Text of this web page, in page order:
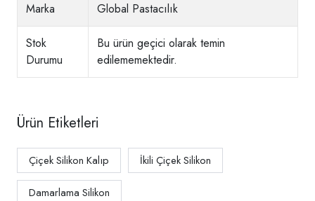
Marka Global Pastacılık
Stok
Durumu
Bu ürün geçici olarak temin
edilememektedir.
Ürün Etiketleri
Çiçek Silikon Kalıp İkili Çiçek Silikon
Damarlama Silikon